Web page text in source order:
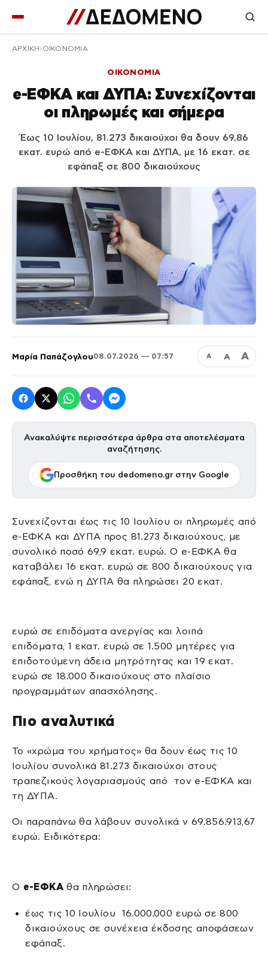
ΑΡΧΙΚΉ ΟΙΚΟΝΟΜΙΑ
ΟΙΚΟΝΟΜΙΑ
e-ΕΦΚΑ και ΔΥΠΑ: Συνεχίζονται
οι πληρωμές και σήμερα
Έως 10 Ιουλίου, 81.273 δικαιούχοι θα δουν 69,86
εκατ. ευρώ από e-ΕΦΚΑ και ΔΥΠΑ, με 16 εκατ. σε
εφάπαξ σε 800 δικαιούχους
Μαρία Παπάζογλου08.07.2026 — 07:57 Α Α Α
Ανακαλύψτε περισσότερα άρθρα στα αποτελέσματα
αναζήτησης.
Προσθήκη του dedomeno.gr στην Google
Συνεχίζονται έως τις 10 Ιουλίου οι πληρωμές από
e-ΕΦΚΑ και ΔΥΠΑ προς 81.273 δικαιούχους, με
συνολικό ποσό 69,9 εκατ. ευρώ. Ο e-ΕΦΚΑ θα
καταβάλει 16 εκατ. ευρώ σε 800 δικαιούχους για
εφάπαξ, ενώ η ΔΥΠΑ θα πληρώσει 20 εκατ.
ευρώ σε επιδόματα ανεργίας και λοιπά
επιδόματα, 1 εκατ. ευρώ σε 1.500 μητέρες για
επιδοτούμενη άδεια μητρότητας και 19 εκατ.
ευρώ σε 18.000 δικαιούχους στο πλαίσιο
προγραμμάτων απασχόλησης.
Πιο αναλυτικά
Το «χρώμα του χρήματος» θα δουν έως τις 10
Ιουλίου συνολικά 81.273 δικαιούχοι στους
τραπεζικούς λογαριασμούς από τον e-ΕΦΚΑ και
τη ΔΥΠΑ.
Οι παραπάνω θα λάβουν συνολικά ν 69.856.913,67
ευρώ. Ειδικότερα:
Ο e-ΕΦΚΑθα πληρώσει:
έως τις 10 Ιουλίου 16.000.000 ευρώ σε 800
δικαιούχους σε συνέχεια έκδοσης αποφάσεων
εφάπαξ.